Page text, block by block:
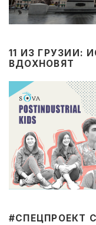
11 ИЗ ГРУЗИИ:
ВДОХНОВЯТ
#CПЕЦПРОЕКТ